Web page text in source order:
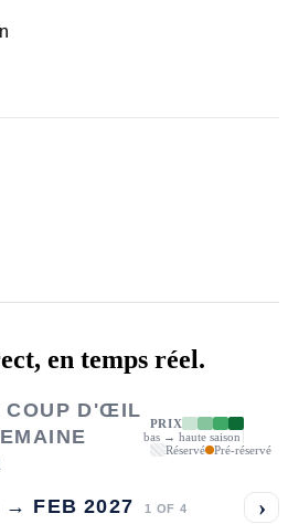
en temps réel.
COUP D'ŒIL
PRIX
bas → haute saison
Réservé
Pré-réservé
→ FEB 2027 1 OF 4 ›